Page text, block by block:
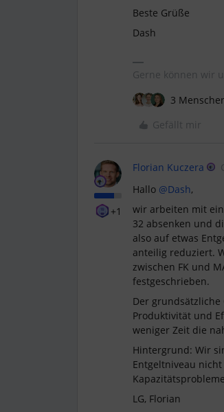
Beste Grüße
Dash
Gerne können wir
3
Gefällt mir
+1
Florian Kuczera
Hallo @Dash,
wir arbeiten mit
32 absenken und
also auf etwas
anteilig reduziert.
zwischen FK und
festgeschrieben.
Der
Produktivität und
weniger Zeit die
Hintergrund: Wir
Entgeltniveau
LG, Florian